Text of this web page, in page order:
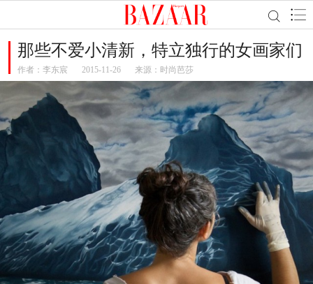
那些不爱小清新，特立独行的女画家们
作者： 李东宸 2015-11-26 来源：时尚芭莎